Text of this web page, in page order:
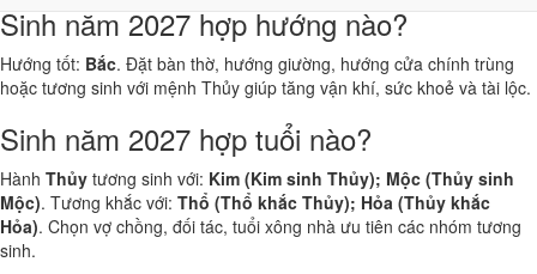
Sinh năm 2027 hợp hướng nào?
Hướng tốt: Bắc. Đặt bàn thờ, hướng giường, hướng cửa chính trùng
hoặc tương sinh với mệnh Thủy giúp tăng vận khí, sức khoẻ và tài lộc.
Sinh năm 2027 hợp tuổi nào?
Hành Thủy tương sinh với: Kim (Kim sinh Thủy); Mộc (Thủy sinh
Mộc). Tương khắc với: Thổ (Thổ khắc Thủy); Hỏa (Thủy khắc
Hỏa). Chọn vợ chồng, đối tác, tuổi xông nhà ưu tiên các nhóm tương
sinh.